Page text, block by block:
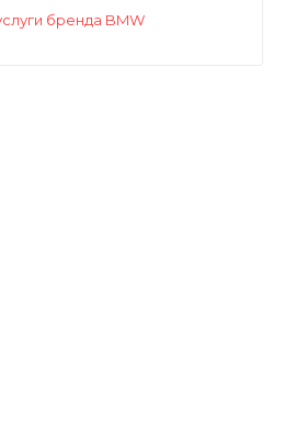
бренда BMW